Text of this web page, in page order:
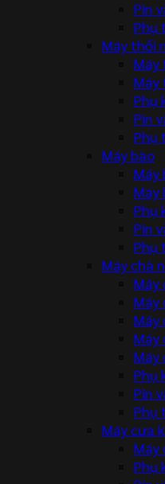
Pin
Phụ
Máy thổi
Máy
Máy
Phụ
Pin
Phụ
Máy bào
Máy
Máy
Phụ
Pin
Phụ
Máy chà
Máy
Máy
Máy
Máy
Máy
Phụ
Pin
Phụ
Máy cưa
Máy
Phụ